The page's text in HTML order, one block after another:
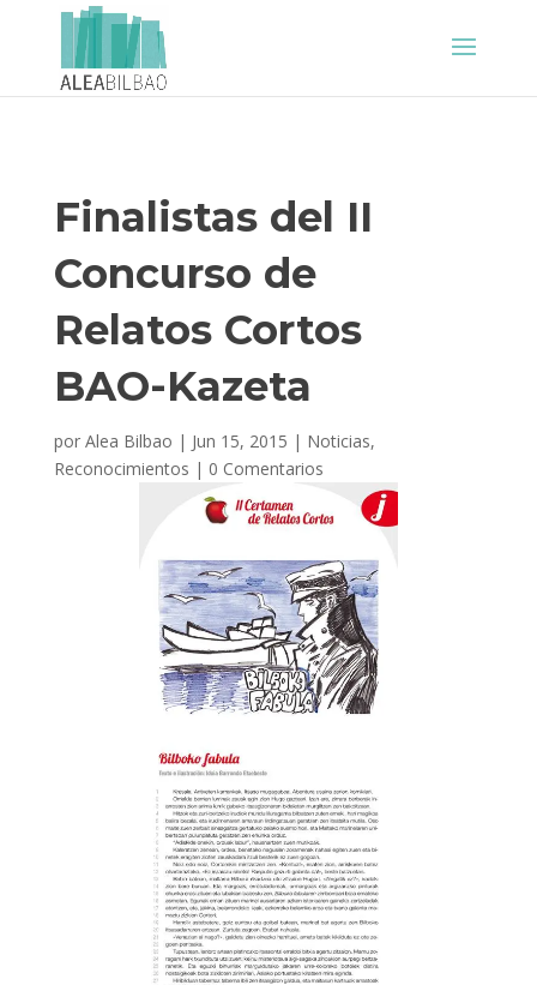
Finalistas del II
Concurso de
Relatos Cortos
BAO-Kazeta
por Alea Bilbao | Jun 15, 2015 | Noticias,
Reconocimientos | 0 Comentarios